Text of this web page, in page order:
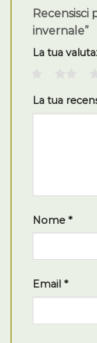
Recensisci
invernale”
La tua
La tua
Nome *
Email *